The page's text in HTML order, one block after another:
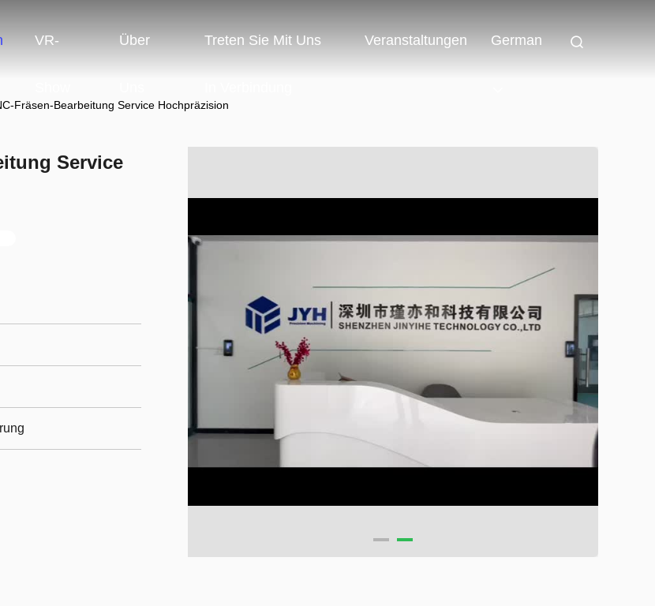
VR- Über Treten Sie Mit Uns Veranstaltungen German
Fräsen-Bearbeitung Service Hochpräzision
Service